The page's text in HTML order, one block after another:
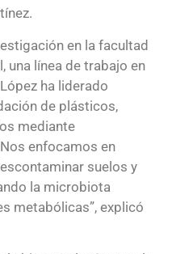
en la facultad
una línea de trabajo en
ha liderado
de plásticos,
mediante
enfocamos en
suelos y
la microbiota
metabólicas”, explicó